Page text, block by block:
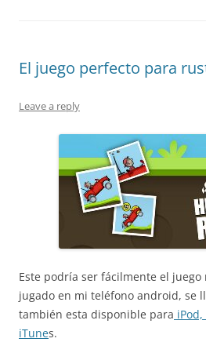
El juego perfecto para
Leave a reply
Este podría ser fácilmente el
jugado en mi teléfono android, se
también esta disponible para
iTunes.